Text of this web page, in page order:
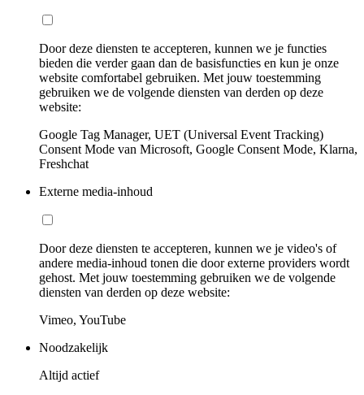
Door deze diensten te accepteren, kunnen we je functies
bieden die verder gaan dan de basisfuncties en kun je onze
website comfortabel gebruiken. Met jouw toestemming
gebruiken we de volgende diensten van derden op deze
website:
Google Tag Manager, UET (Universal Event Tracking)
Consent Mode van Microsoft, Google Consent Mode, Klarna,
Freshchat
Externe media-inhoud
Door deze diensten te accepteren, kunnen we je video's of
andere media-inhoud tonen die door externe providers wordt
gehost. Met jouw toestemming gebruiken we de volgende
diensten van derden op deze website:
Vimeo, YouTube
Noodzakelijk
Altijd actief